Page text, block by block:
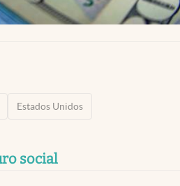
Estados Unidos
social